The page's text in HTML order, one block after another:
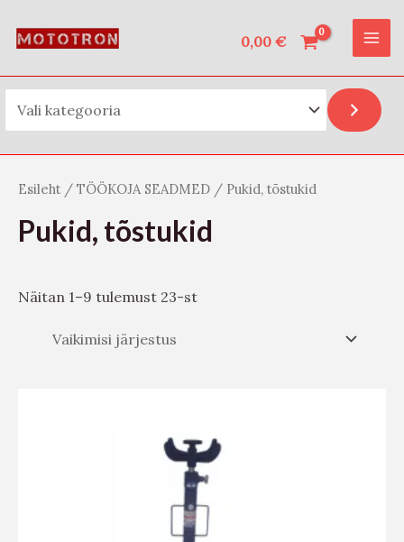
0,00 €
t
s
Esileht / TÖÖKOJA SEADMED / Pukid, tõstukid
Pukid, tõstukid
Näitan 1–9 tulemust 23-st